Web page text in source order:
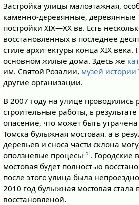
Застройка улицы малоэтажная,
каменно-деревянные, деревянные
постройки XIX—XX вв. Есть
восстановленных в последнее
стиле архитектуры конца XIX века.
основном жилые дома. Здесь же
им. Святой Розалии, музей истории
другие организации.
В 2007 году на улице проводились
строительные работы, в
опасение, что может быть
Томска булыжная мостовая, а в
деревьев и сноса части склона
оползневые процесы[5]. Городские
мостовая будет полностью
после этого улица была
2010 год булыжная мостовая стала
восстановленой.